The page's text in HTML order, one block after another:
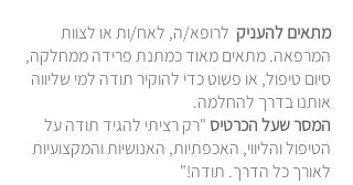
מתאים להעניק לרופא/ה, לאח/ות או לצוות
המרפאה. מתאים מאוד כמתנת פרידה ממחלקה,
סיום טיפול, או פשוט כדי להוקיר תודה למי שליווה
אותנו בדרך להחלמה.
המסר שעל הכרטיס "רק רציתי להגיד תודה על
הטיפול והליווי, האכפתיות, האנושיות והמקצועיות
לאורך כל הדרך. תודה!"